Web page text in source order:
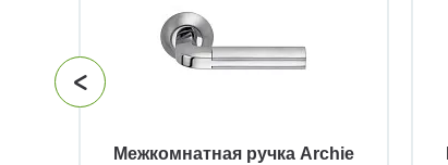
Межкомнатная ручка Archie